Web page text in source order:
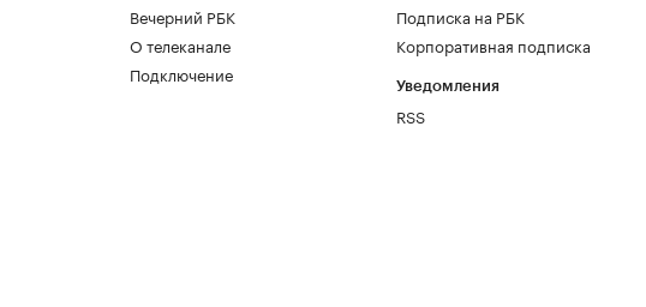
Вечерний РБК
О телеканале
Подключение
Подписка на РБК
Корпоративная подписка
Уведомления
RSS